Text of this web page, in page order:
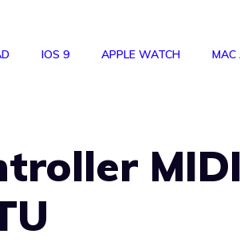
IOS 9 APPLE WATCH MAC